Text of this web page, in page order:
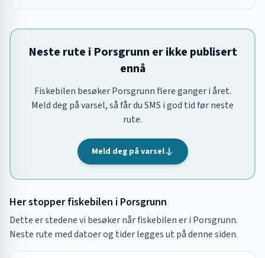
Neste rute i Porsgrunn er ikke publisert
ennå
Fiskebilen besøker Porsgrunn flere ganger i året.
Meld deg på varsel, så får du SMS i god tid før neste
rute.
Meld deg på varsel
Her stopper fiskebilen i Porsgrunn
Dette er stedene vi besøker når fiskebilen er i Porsgrunn.
Neste rute med datoer og tider legges ut på denne siden.